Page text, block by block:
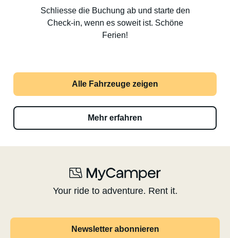
Schliesse die Buchung ab und starte den
Check-in, wenn es soweit ist. Schöne
Ferien!
Alle Fahrzeuge zeigen
Mehr erfahren
Your ride to adventure. Rent it.
Newsletter abonnieren